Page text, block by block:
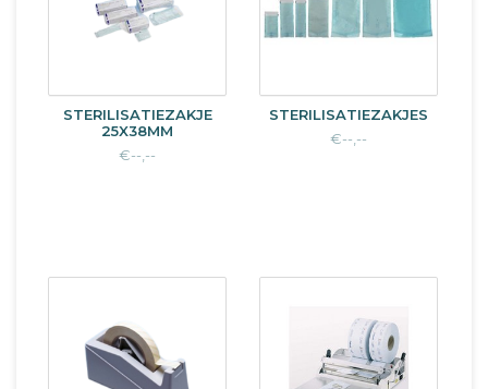
STERILISATIEZAKJE
25X38MM
€--,--
STERILISATIEZAKJES
€--,--